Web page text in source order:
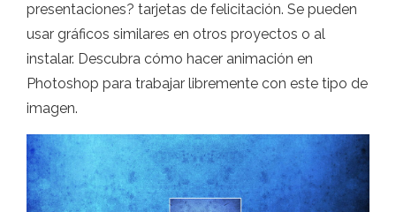
presentaciones? tarjetas de felicitación. Se pueden
usar gráficos similares en otros proyectos o al
instalar. Descubra cómo hacer animación en
Photoshop para trabajar libremente con este tipo de
imagen.